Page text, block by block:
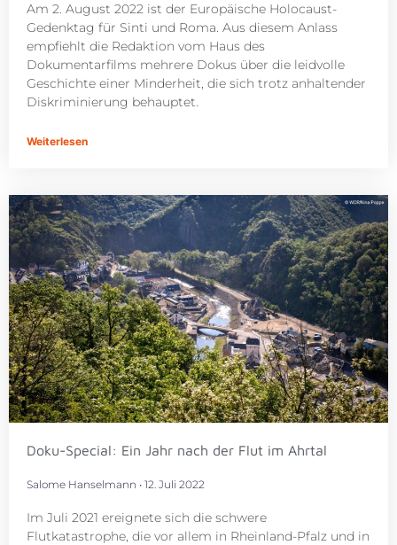
Am 2. August 2022 ist der Europäische Holocaust-
Gedenktag für Sinti und Roma. Aus diesem Anlass
empfiehlt die Redaktion vom Haus des
Dokumentarfilms mehrere Dokus über die leidvolle
Geschichte einer Minderheit, die sich trotz anhaltender
Diskriminierung behauptet.
Weiterlesen
Doku-Special: Ein Jahr nach der Flut im Ahrtal
Salome Hanselmann 12. Juli 2022
Im Juli 2021 ereignete sich die schwere
Flutkatastrophe, die vor allem in Rheinland-Pfalz und in